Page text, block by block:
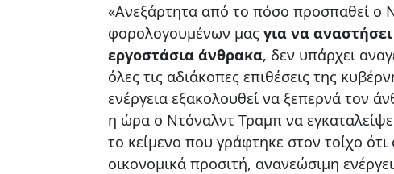
«Ανεξάρτητα από το πόσο προσπαθεί ο
φορολογουμένων μας για να
εργοστάσια άνθρακα, δεν υπάρχει
όλες τις αδιάκοπες επιθέσεις της
ενέργεια εξακολουθεί να ξεπερνά τον
η ώρα ο Ντόναλντ Τραμπ να
το κείμενο που γράφτηκε στον τοίχο
οικονομικά προσιτή, ανανεώσιμη